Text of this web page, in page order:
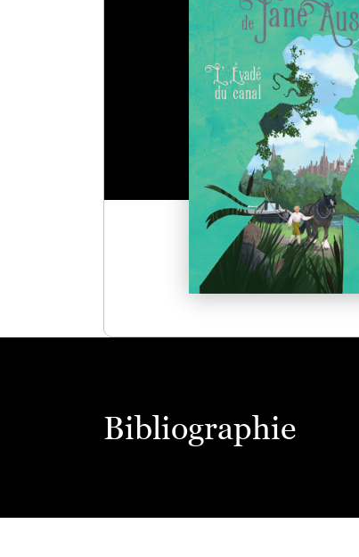
Bibliographie